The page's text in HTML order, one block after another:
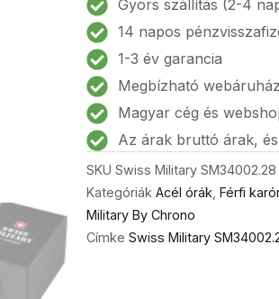
karóra
39mm
5ATM
mennyiség
Gyors szállítás (2-4
14 napos
1-3 év garancia
Megbízható webáruház
Magyar cég és
Az árak bruttó árak,
SKU Swiss Military SM34002.28
Kategóriák Acél órák Férfi
Military By Chrono
Címke Swiss Military